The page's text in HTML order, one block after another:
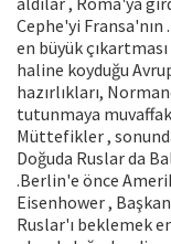
Cephe'yi Fransa'nın
en büyük
haline koyduğu
hazırlıkları,
tutunmaya
Müttefikler ,
Doğuda Ruslar da
.Berlin'e önce
Eisenhower ,
Ruslar'ı beklemek